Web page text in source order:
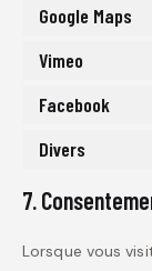
Google Maps
Vimeo
Facebook
Divers
7.
Lorsque vous